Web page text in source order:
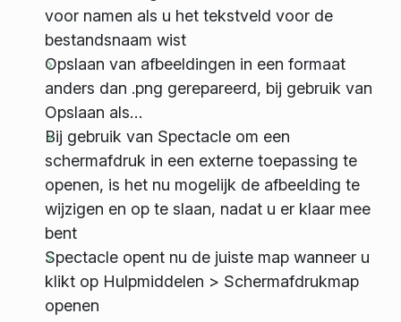
voor namen als u het tekstveld voor de
bestandsnaam wist
Opslaan van afbeeldingen in een formaat
anders dan .png gerepareerd, bij gebruik van
Opslaan als…
Bij gebruik van Spectacle om een
schermafdruk in een externe toepassing te
openen, is het nu mogelijk de afbeelding te
wijzigen en op te slaan, nadat u er klaar mee
bent
Spectacle opent nu de juiste map wanneer u
klikt op Hulpmiddelen > Schermafdrukmap
openen